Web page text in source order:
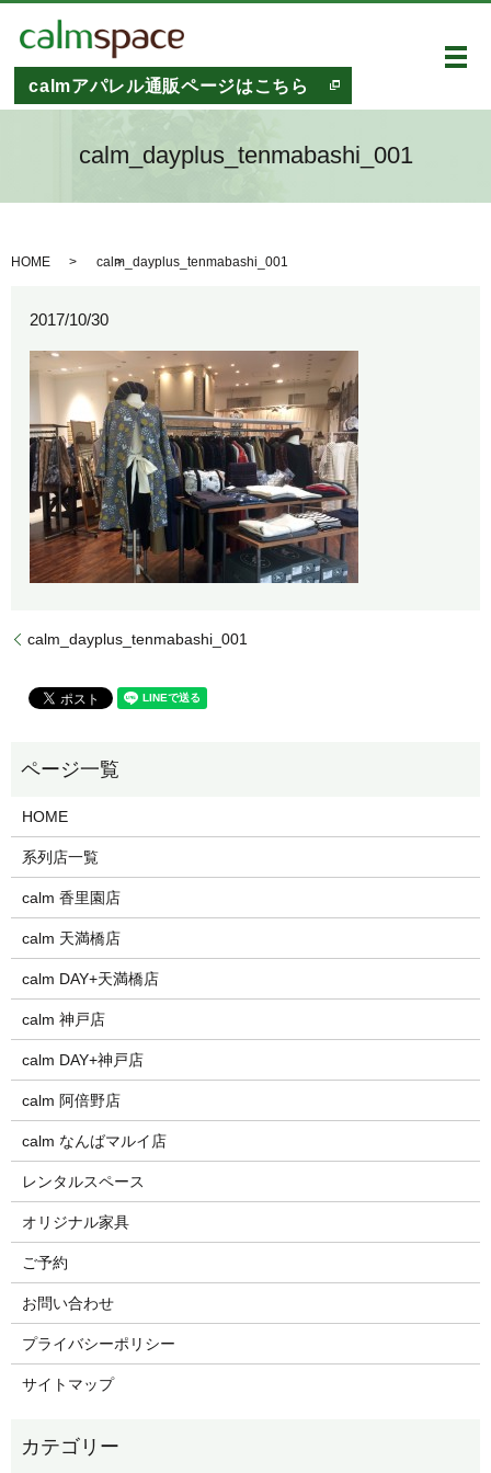
calmアパレル通販ページはこちら
メ
calm_dayplus_tenmabashi_001
HOME calm_dayplus_tenmabashi_001
2017/10/30
calm_dayplus_tenmabashi_001
HOME
系列店一覧
calm 香里園店
calm 天満橋店
calm DAY+天満橋店
calm 神戸店
calm DAY+神戸店
calm 阿倍野店
calm なんばマルイ店
レンタルスペース
オリジナル家具
ご予約
お問い合わせ
プライバシーポリシー
サイトマップ